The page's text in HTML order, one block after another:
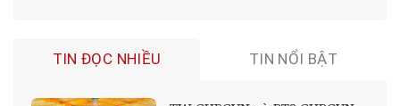
TIN ĐỌC NHIỀU TIN NỔI BẬT